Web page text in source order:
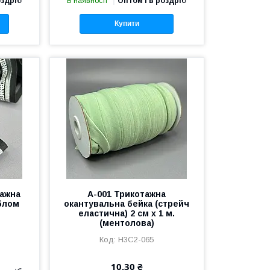
Купити
A-001 Трикотажна
окантувальна бейка (стрейч
еластична) 2 см х 1 м.
(ментолова)
Н3С2-065
10,30 ₴